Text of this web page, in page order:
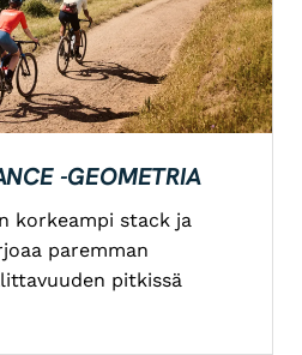
-GEOMETRIA
korkeampi stack ja
paremman
pitkissä